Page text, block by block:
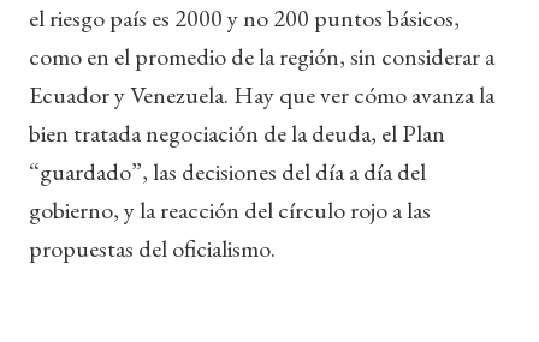
el riesgo país es 2000 y no 200 puntos básicos,
como en el promedio de la región, sin considerar a
Ecuador y Venezuela. Hay que ver cómo avanza la
bien tratada negociación de la deuda, el Plan
“guardado”, las decisiones del día a día del
gobierno, y la reacción del círculo rojo a las
propuestas del oficialismo.